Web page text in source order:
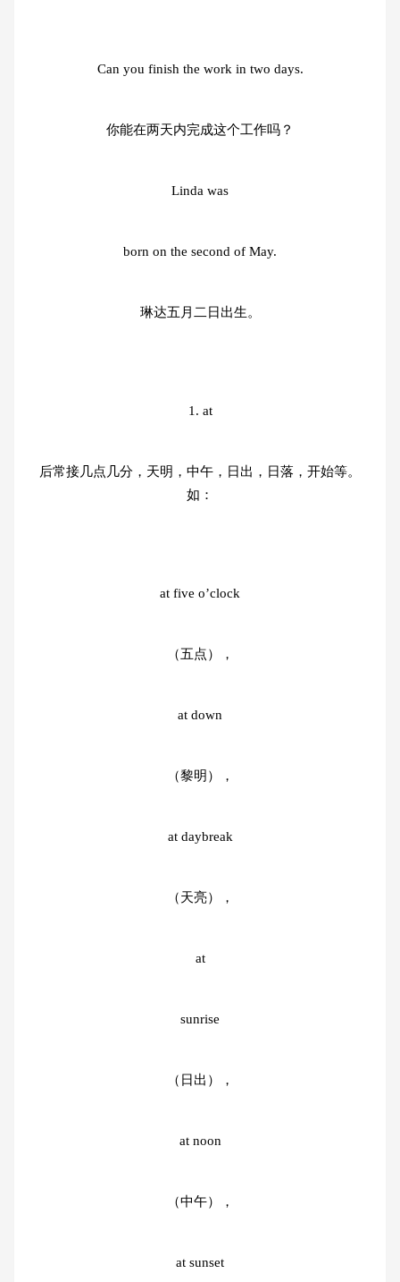
Can you finish the work in two days.
你能在两天内完成这个工作吗？
Linda was
born on the second of May.
琳达五月二日出生。
1. at
后常接几点几分，天明，中午，日出，日落，开始等。
如：
at five o’clock
（五点），
at down
（黎明），
at daybreak
（天亮），
at
sunrise
（日出），
at noon
（中午），
at sunset